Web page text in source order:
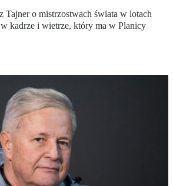
Tajner o mistrzostwach świata w lotach
kadrze i wietrze, który ma w Planicy